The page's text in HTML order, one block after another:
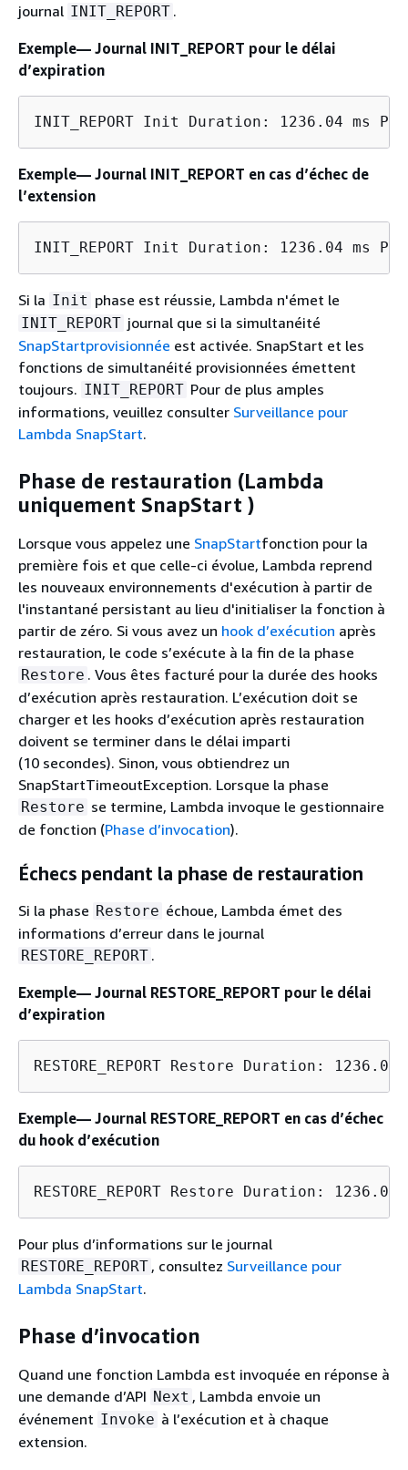
journal INIT_REPORT .
Exemple— Journal INIT_REPORT pour le délai
d’expiration
INIT_REPORT Init Duration: 1236.04 ms
Exemple— Journal INIT_REPORT en cas d’échec de
l’extension
INIT_REPORT Init Duration: 1236.04 ms
Si la Init phase est réussie, Lambda n'émet le
INIT_REPORT journal que si la simultanéité
SnapStartprovisionnée est activée. SnapStart et les
fonctions de simultanéité provisionnées émettent
toujours. INIT_REPORT Pour de plus amples
informations, veuillez consulter Surveillance pour
Lambda SnapStart.
Phase de restauration (Lambda
uniquement SnapStart )
Lorsque vous appelez une SnapStartfonction pour la
première fois et que celle-ci évolue, Lambda reprend
les nouveaux environnements d'exécution à partir de
l'instantané persistant au lieu d'initialiser la fonction à
partir de zéro. Si vous avez un hook d’exécution après
restauration, le code s’exécute à la fin de la phase
Restore . Vous êtes facturé pour la durée des hooks
d’exécution après restauration. L’exécution doit se
charger et les hooks d’exécution après restauration
doivent se terminer dans le délai imparti
(10 secondes). Sinon, vous obtiendrez un
SnapStartTimeoutException. Lorsque la phase
Restore se termine, Lambda invoque le gestionnaire
de fonction (Phase d’invocation).
Échecs pendant la phase de restauration
Si la phase Restore échoue, Lambda émet des
informations d’erreur dans le journal
RESTORE_REPORT .
Exemple— Journal RESTORE_REPORT pour le délai
d’expiration
RESTORE_REPORT Restore Duration:
Exemple— Journal RESTORE_REPORT en cas d’échec
du hook d’exécution
RESTORE_REPORT Restore Duration:
Pour plus d’informations sur le journal
RESTORE_REPORT , consultez Surveillance pour
Lambda SnapStart.
Phase d’invocation
Quand une fonction Lambda est invoquée en réponse à
une demande d’API Next , Lambda envoie un
événement Invoke à l’exécution et à chaque
extension.